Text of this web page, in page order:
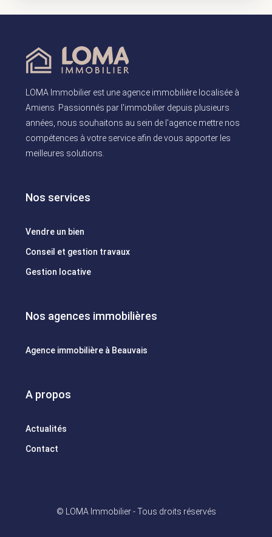
LOMA Immobilier est une agence immobilière localisée à
Amiens. Passionnés par l'immobilier depuis plusieurs
années, nous souhaitons au sein de l'agence mettre nos
compétences à votre service afin de vous apporter les
meilleures solutions.
Nos services
Vendre un bien
Conseil et gestion travaux
Gestion locative
Nos agences immobilières
Agence immobilière à Beauvais
A propos
Actualités
Contact
© LOMA Immobilier - Tous droits réservés